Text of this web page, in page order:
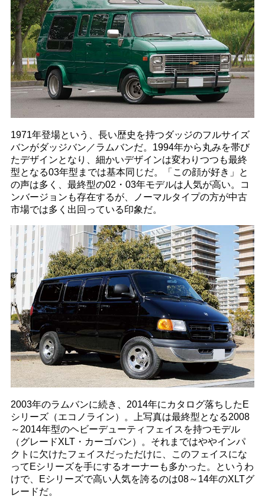
1971年登場という、長い歴史を持つダッジのフルサイズ
バンがダッジバン／ラムバンだ。1994年から丸みを帯び
たデザインとなり、細かいデザインは変わりつつも最終
型となる03年型までは基本同じだ。「この顔が好き」と
の声は多く、最終型の02・03年モデルは人気が高い。コ
ンバージョンも存在するが、ノーマルタイプの方が中古
市場では多く出回っている印象だ。
2003年のラムバンに続き、2014年にカタログ落ちしたE
シリーズ（エコノライン）。上写真は最終型となる2008
～2014年型のヘビーデューティフェイスを持つモデル
（グレードXLT・カーゴバン）。それまではややインパ
クトに欠けたフェイスだっただけに、このフェイスにな
ってEシリーズを手にするオーナーも多かった。というわ
けで、Eシリーズで高い人気を誇るのは08～14年のXLTグ
レードだ。